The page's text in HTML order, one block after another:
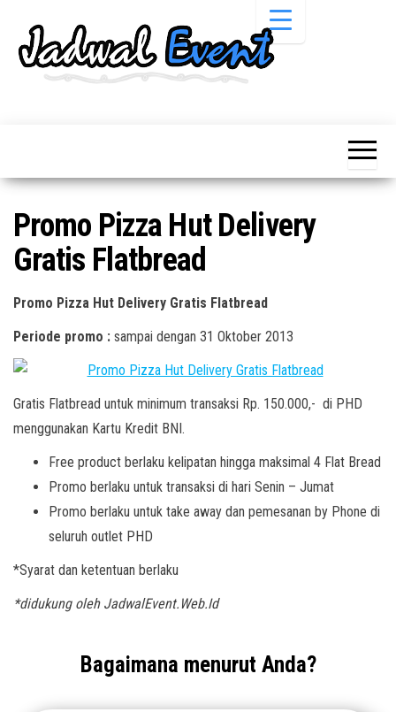
Pameran,
Acara &
Promo
Terbaru
Pameran,
Bazaar,
Workshop,
Job Fair,
Lomba dll.
Promo Pizza Hut Delivery
Gratis Flatbread
Promo Pizza Hut Delivery Gratis Flatbread
Periode promo : sampai dengan 31 Oktober 2013
Gratis Flatbread untuk minimum transaksi Rp. 150.000,- di PHD
menggunakan Kartu Kredit BNI.
Free product berlaku kelipatan hingga maksimal 4 Flat Bread
Promo berlaku untuk transaksi di hari Senin – Jumat
Promo berlaku untuk take away dan pemesanan by Phone di
seluruh outlet PHD
*Syarat dan ketentuan berlaku
*didukung oleh JadwalEvent.Web.Id
Bagaimana menurut Anda?